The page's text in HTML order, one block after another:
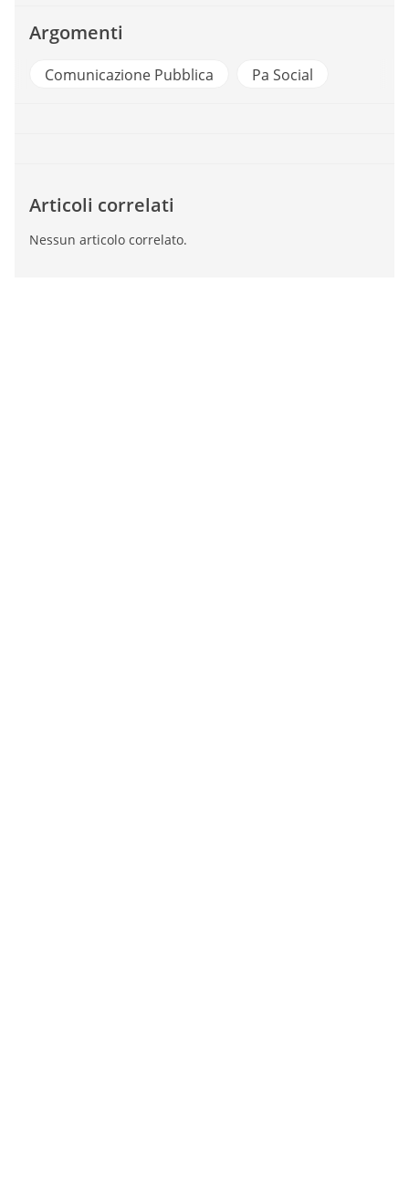
Argomenti
Comunicazione Pubblica Pa Social
Articoli correlati
Nessun articolo correlato.